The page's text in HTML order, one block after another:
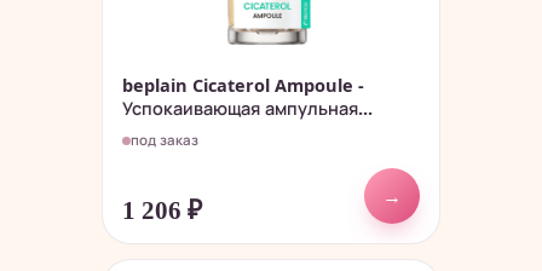
beplain Cicaterol Ampoule -
Успокаивающая ампульная...
под заказ
1 206 ₽
→